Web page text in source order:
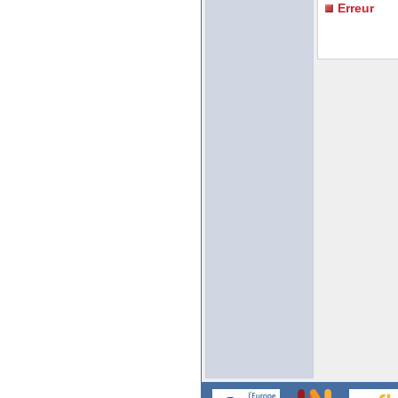
Erreur